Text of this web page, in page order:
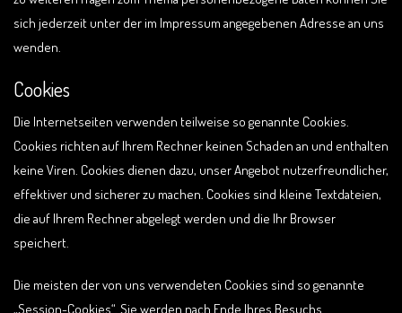
sich jederzeit unter der im Impressum angegebenen Adresse an uns
wenden.
Cookies
Die Internetseiten verwenden teilweise so genannte Cookies.
Cookies richten auf Ihrem Rechner keinen Schaden an und enthalten
keine Viren. Cookies dienen dazu, unser Angebot nutzerfreundlicher,
effektiver und sicherer zu machen. Cookies sind kleine Textdateien,
die auf Ihrem Rechner abgelegt werden und die Ihr Browser
speichert.
Die meisten der von uns verwendeten Cookies sind so genannte
„Session-Cookies“. Sie werden nach Ende Ihres Besuchs